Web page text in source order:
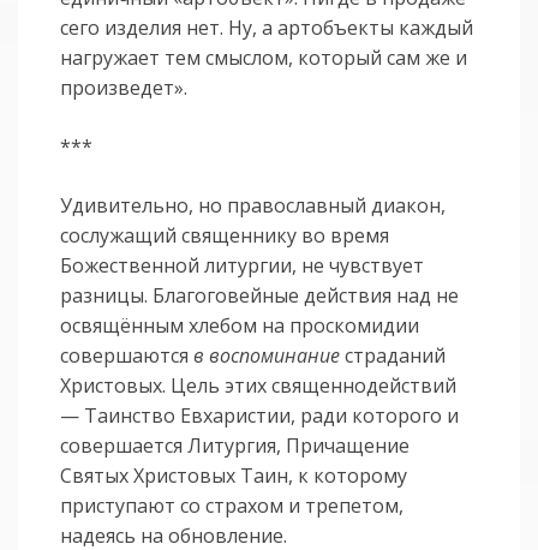
сего изделия нет. Ну, а артобъекты каждый
нагружает тем смыслом, который сам же и
произведет».
***
Удивительно, но православный диакон,
сослужащий священнику во время
Божественной литургии, не чувствует
разницы. Благоговейные действия над не
освящённым хлебом на проскомидии
совершаютсяв воспоминаниестраданий
Христовых. Цель этих священнодействий
— Таинство Евхаристии, ради которого и
совершается Литургия, Причащение
Святых Христовых Таин, к которому
приступают со страхом и трепетом,
надеясь на обновление.